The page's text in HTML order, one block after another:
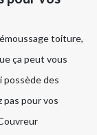
toiture,
ça peut vous
possède des
pas pour vos